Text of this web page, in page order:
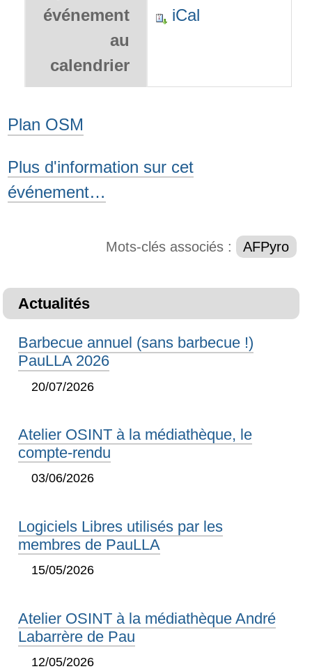
événement
au
calendrier
iCal
Plan OSM
Plus d'information sur cet
événement…
Mots-clés associés : AFPyro
Actualités
Barbecue annuel (sans barbecue !)
PauLLA 2026
20/07/2026
Atelier OSINT à la médiathèque, le
compte-rendu
03/06/2026
Logiciels Libres utilisés par les
membres de PauLLA
15/05/2026
Atelier OSINT à la médiathèque André
Labarrère de Pau
12/05/2026